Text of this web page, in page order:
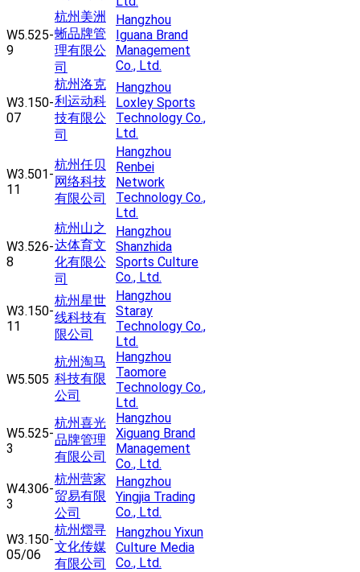
W5.525-
9
杭州美洲
蜥品牌管
理有限公
司
Hangzhou
Iguana Brand
Management
Co., Ltd.
W3.150-
07
杭州洛克
利运动科
技有限公
司
Hangzhou
Loxley Sports
Technology Co.,
Ltd.
W3.501-
11
杭州任贝
网络科技
有限公司
Hangzhou
Renbei
Network
Technology Co.,
Ltd.
W3.526-
8
杭州山之
达体育文
化有限公
司
Hangzhou
Shanzhida
Sports Culture
Co., Ltd.
W3.150-
11
杭州星世
线科技有
限公司
Hangzhou
Staray
Technology Co.,
Ltd.
W5.505
杭州淘马
科技有限
公司
Hangzhou
Taomore
Technology Co.,
Ltd.
W5.525-
3
杭州喜光
品牌管理
有限公司
Hangzhou
Xiguang Brand
Management
Co., Ltd.
W4.306-
3
杭州营家
贸易有限
公司
Hangzhou
Yingjia Trading
Co., Ltd.
W3.150-
05/06
杭州熠寻
文化传媒
有限公司
Hangzhou Yixun
Culture Media
Co., Ltd.